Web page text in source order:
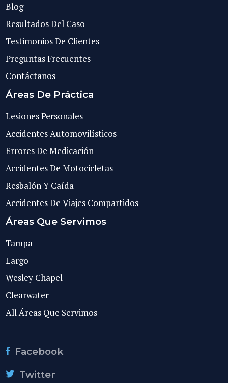
Blog
Resultados Del Caso
Testimonios De Clientes
Preguntas Frecuentes
Contáctanos
Áreas De Práctica
Lesiones Personales
Accidentes Automovilísticos
Errores De Medicación
Accidentes De Motocicletas
Resbalón Y Caída
Accidentes De Viajes Compartidos
Áreas Que Servimos
Tampa
Largo
Wesley Chapel
Clearwater
All Áreas Que Servimos
Facebook
Twitter